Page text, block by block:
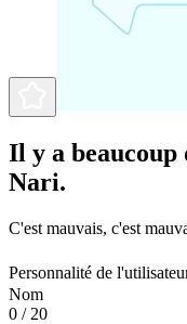
Il y a beaucoup
Nari.
C'est mauvais, c'est
Personnalité de
Nom
0 / 20